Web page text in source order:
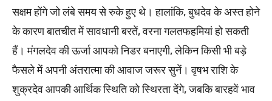
सक्षम होंगे जो लंबे समय से रुके हुए थे। हालांकि, बुधदेव के अस्त होने
के कारण बातचीत में सावधानी बरतें, वरना गलतफहमियां हो सकती
हैं। मंगलदेव की ऊर्जा आपको निडर बनाएगी, लेकिन किसी भी बड़े
फैसले में अपनी अंतरात्मा की आवाज जरूर सुनें। वृषभ राशि के
शुक्रदेव आपकी आर्थिक स्थिति को स्थिरता देंगे, जबकि बारहवें भाव